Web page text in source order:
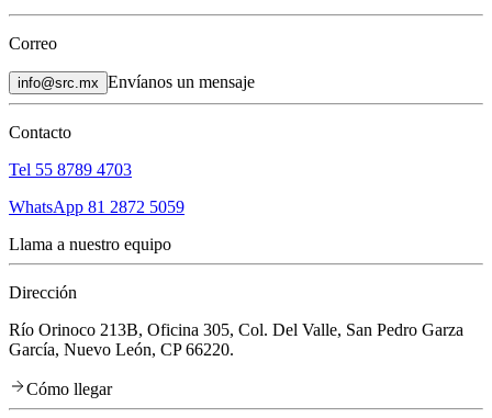
Correo
info@src.mx Envíanos un mensaje
Contacto
Tel 55 8789 4703
WhatsApp 81 2872 5059
Llama a nuestro equipo
Dirección
Río Orinoco 213B, Oficina 305, Col. Del Valle, San Pedro Garza
García, Nuevo León, CP 66220.
Cómo llegar